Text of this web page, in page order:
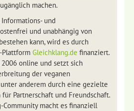
machen.
und
und unabhängig von
kann, wird es durch
Plattform Gleichklang.de finanziert.
online und setzt sich
der veganen
anderem durch eine gezielte
Partnerschaft und Freundschaft.
Community macht es finanziell